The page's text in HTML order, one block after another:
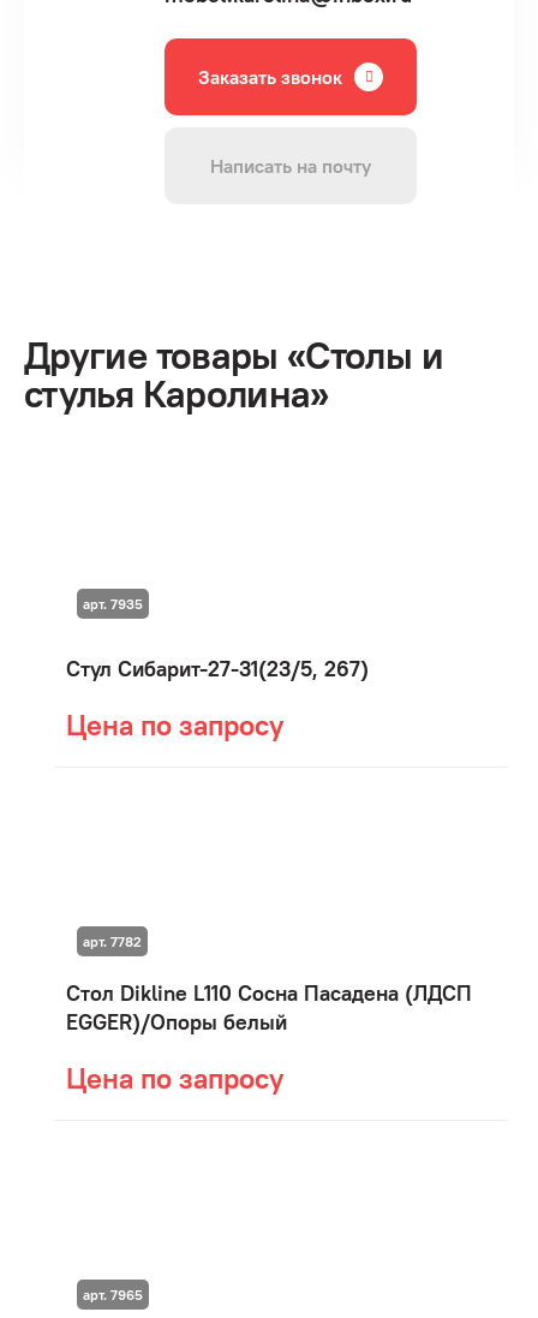
Заказать звонок
Написать на почту
Другие товары «Столы и
стулья Каролина»
Стул Сибарит-27-31(23/5, 267)
Цена по запросу
арт. 7935
Стол Dikline L110 Сосна Пасадена (ЛДСП
EGGER)/Опоры белый
Цена по запросу
арт. 7782
арт. 7965